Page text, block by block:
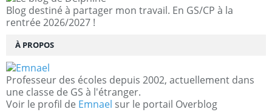
Blog destiné à partager mon travail. En GS/CP à la
rentrée 2026/2027 !
À PROPOS
Professeur des écoles depuis 2002, actuellement dans
une classe de GS à l'étranger.
Voir le profil de Emnael sur le portail Overblog